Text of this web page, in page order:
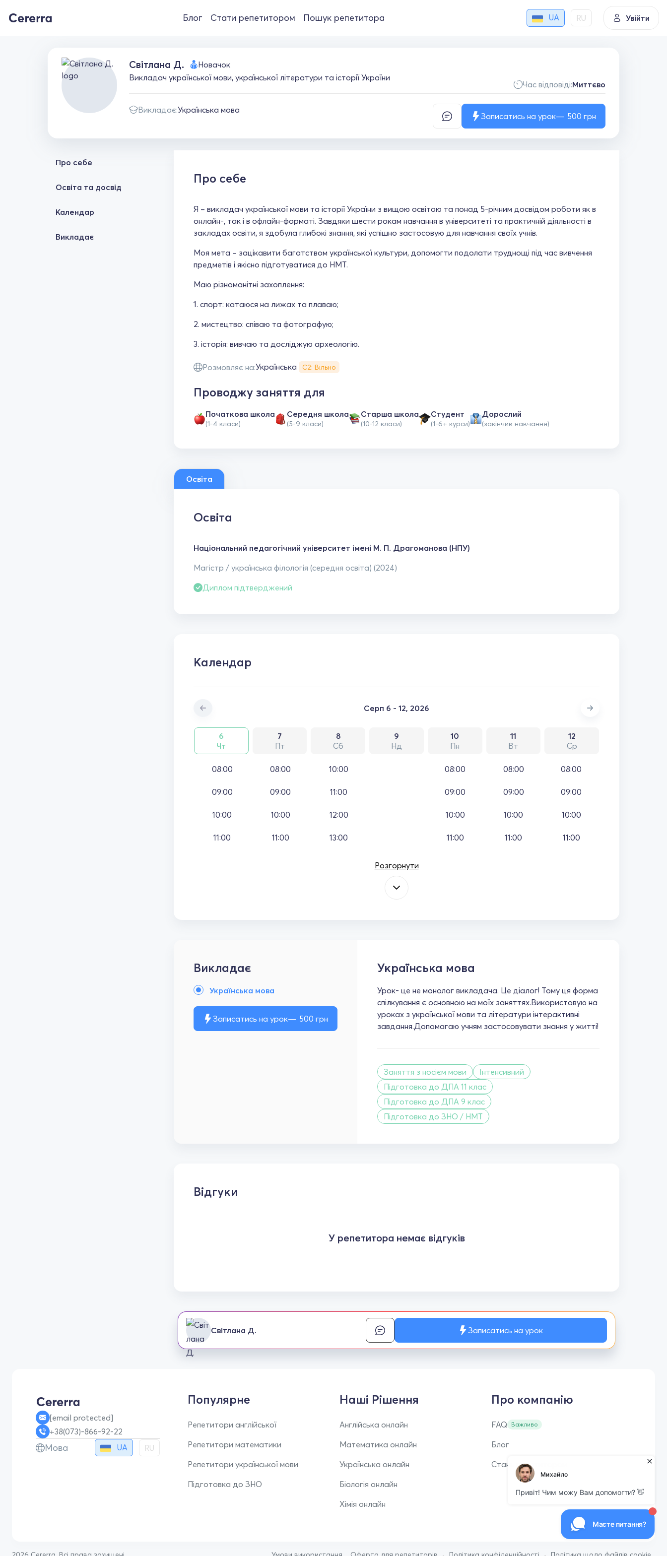
Блог Стати репетитором Пошук репетитора UA RU Увійти
Світлана Д.
Новачок
Викладач української мови, української літератури та історії України
Викладає:Українська мова
Час відповіді:Миттєво
Записатись на урок 500 грн
Про себе
Освіта та досвід
Календар
Викладає
Про себе
Я – викладач української мови та історії України з вищою освітою та понад 5-річним досвідом роботи як в
онлайн-, так і в офлайн-форматі. Завдяки шести рокам навчання в університеті та практичній діяльності в
закладах освіти, я здобула глибокі знання, які успішно застосовую для навчання своїх учнів.
Моя мета – зацікавити багатством української культури, допомогти подолати труднощі під час вивчення
предметів і якісно підготуватися до НМТ.
Маю різноманітні захоплення:
1. спорт: катаюся на лижах та плаваю;
2. мистецтво: співаю та фотографую;
3. історія: вивчаю та досліджую археологію.
Розмовляє на:Українська С2: Вільно
Проводжу заняття для
Початкова школа
(1-4 класи)
Середня школа
(5-9 класи)
Старша школа
(10-12 класи)
Студент
(1-6+ курси)
Дорослий
(закінчив навчання)
Освіта
Освіта
Національний педагогічний університет імені М. П. Драгоманова (НПУ)
Магістр / українська філологія (середня освіта) (2024)
Диплом підтверджений
Календар
Серп 6 - 12, 2026
6
Чт
7
Пт
8
Сб
9
Нд
10
Пн
11
Вт
12
Ср
08:00
09:00
10:00
11:00
08:00
09:00
10:00
11:00
10:00
11:00
12:00
13:00
08:00
09:00
10:00
11:00
08:00
09:00
10:00
11:00
08:00
09:00
10:00
11:00
Розгорнути
Викладає
Українська мова
Записатись на урок 500 грн
Українська мова
Урок- це не монолог викладача. Це діалог! Тому ця форма
спілкування є основною на моїх заняттях.Використовую на
уроках з української мови та літератури інтерактивні
завдання.Допомагаю учням застосовувати знання у житті!
Заняття з носієм мови
Інтенсивний
Підготовка до ДПА 11 клас
Підготовка до ДПА 9 клас
Підготовка до ЗНО / НМТ
Відгуки
У репетитора немає відгуків
Світлана Д. Записатись на урок
[email protected]
+38(073)-866-92-22
Мова UA RU
Популярне
Репетитори англійської
Репетитори математики
Репетитори української мови
Підготовка до ЗНО
Наші Рішення
Англійська онлайн
Математика онлайн
Українська онлайн
Біологія онлайн
Хімія онлайн
Про компанію
FAQ Важливо
Блог
Стань репетитором